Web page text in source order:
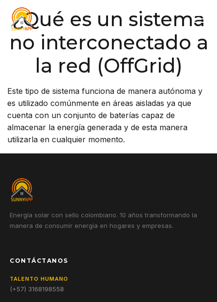
¿Qué es un sistema
no interconectado a
la red (OffGrid)
Este tipo de sistema funciona de manera autónoma y
es utilizado comúnmente en áreas aisladas ya que
cuenta con un conjunto de baterías capaz de
almacenar la energía generada y de esta manera
utilizarla en cualquier momento.
Energía solar con sello colombiano. 10 años transformando la
manera de consumir energía en hogares y empresas.
CONTÁCTANOS
TALENTO HUMANO
(+57) 3168198558